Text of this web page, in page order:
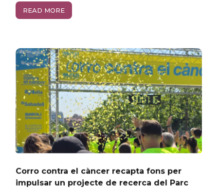
READ MORE
Corro contra el càncer recapta fons per
impulsar un projecte de recerca del Parc